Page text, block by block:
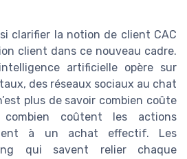
clarifier la notion de client CAC
client dans ce nouveau cadre.
artificielle opère sur
des réseaux sociaux au chat
plus de savoir combien coûte
coûtent les actions
à un achat effectif. Les
qui savent relier chaque